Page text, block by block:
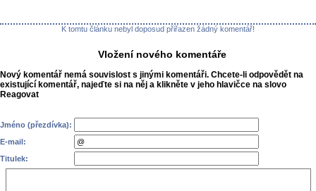
K tomtu článku nebyl doposud přiřazen žádný komentář!
Vložení nového komentáře
Nový komentář nemá souvislost s jinými komentáři. Chcete-li odpovědět na
existující komentář, najeďte si na něj a klikněte v jeho hlavičce na slovo
Reagovat
Jméno (přezdívka):
E-mail:
Titulek: